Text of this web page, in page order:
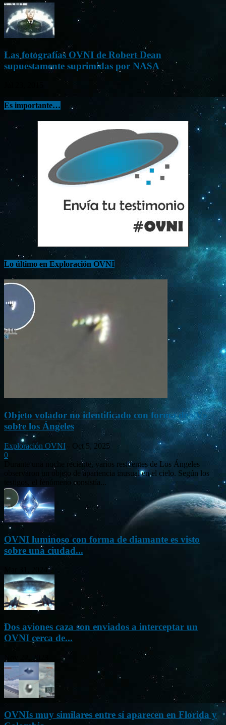
Las fotografías OVNI de Robert Dean
supuestamente suprimidas por NASA
Es importante…
Lo último en Exploración OVNI
Objeto volador no identificado con forma de «V»
sobre los Ángeles
Exploración OVNI - Oct 5, 2025
0
Durante una noche reciente, varios residentes de Los Ángeles
observaron un objeto de apariencia inusual en el cielo. Según los
testigos, el fenómeno consistía...
OVNI luminoso con forma de diamante es visto
sobre una ciudad...
Dos aviones caza son enviados a interceptar un
OVNI cerca de...
Nov 22, 2023
OVNIs muy similares entre sí aparecen en Florida y